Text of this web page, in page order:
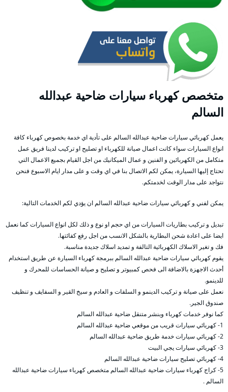
متخصص كهرباء سيارات ضاحية عبدالله
السالم
يعمل كهربائي سيارات ضاحية عبدالله السالم على تأدية اي خدمة بخصوص كهرباء كافة
انواع السيارات سواء كانت اعمال صيانة للكهرباء او تصليح او تركيب لدينا فريق عمل
متكامل من الكهربائين و الفنين و عمال الميكانيك من اجل القيام بجميع الاعمال التي
تحتاج إليها السيارة، يمكن لكم الاتصال بنا في اي وقت و على مدار ايام الاسبوع فنحن
نتواجد على مدار الوقت لخدمتكم.
يمكن لفني و كهربائي سيارات ضاحية عبدالله السالم ان يؤدي لكم الخدمات التالية:
تبديل و تركيب بطاريات السيارات من اي حجم او نوع و ذلك لكل انواع السيارات كما نعمل
ايضا على اعادة شحن البطارية بالشكل الانسب من اجل رفع كفائتها.
فك و تغير الاسلاك الكهربائية التالفة و تمديد اسلاك جديدة مناسبة.
يقوم كهربائي سيارات ضاحية عبدالله السالم ببرمجة كهرباء السيارة عن طريق استخدام
أحدث الاجهزة بالاضافة الى فحص كمبيوتر و تصليح و صيانة الحساسات للمحرك و
للدينمو.
نعمل على صيانة و تركيب الدينمو و السلفات و العادم و سيخ القير و السفايف و تنظيف
صندوق الجير.
كما نوفر خدمات كهرباء وبنشر متنقل ضاحية عبدالله السالم
1- كهربائي سيارات قريب من موقعي ضاحية عبدالله السالم
2- كهربائي سيارات خدمة طريق ضاحية عبدالله السالم
3- كهربائي سيارات يجي البيت
4- كهربائي تصليح سيارات ضاحية عبدالله السالم
5- كراج كهرباء سيارات ضاحية عبدالله السالم متخصص كهرباء سيارات ضاحية عبدالله
السالم .